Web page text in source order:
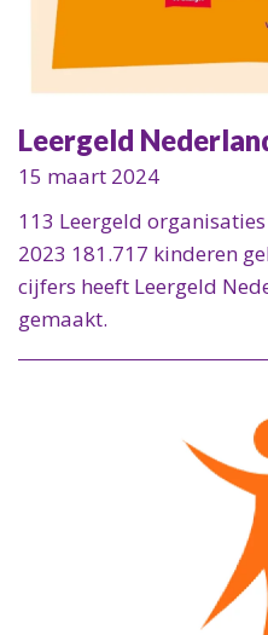
Leergeld
15 maart 2024
113 Leergeld
2023 181.717 kinderen
cijfers heeft Leergeld
gemaakt.